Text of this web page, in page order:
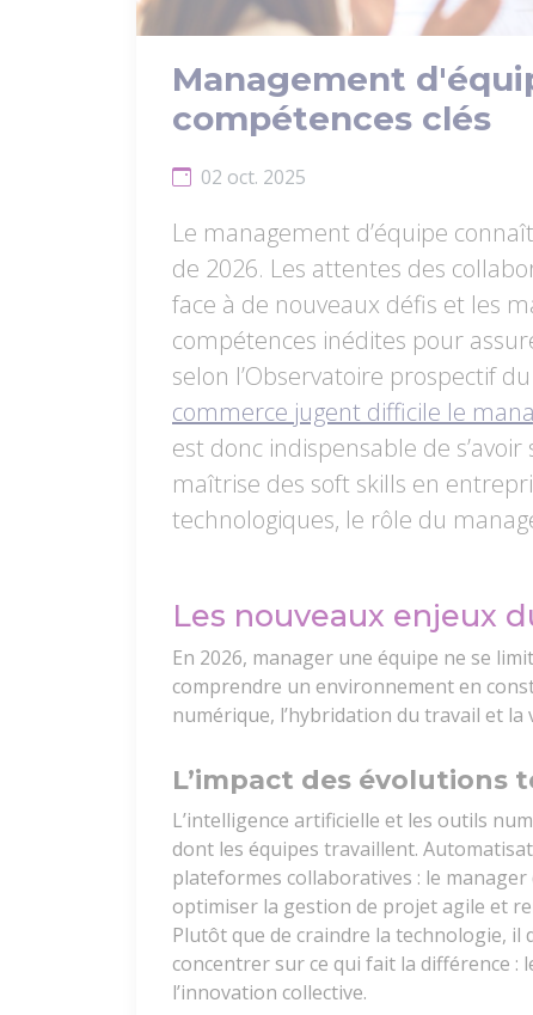
Management
compétences clés
02 oct. 2025
Le management d’équipe
de 2026. Les attentes des
face à de nouveaux défis et les
compétences inédites pour
selon l’Observatoire prospectif
commerce jugent difficile le
est donc indispensable de
maîtrise des soft skills en
technologiques, le rôle du
Les nouveaux enjeux
En 2026, manager une équipe ne se
comprendre un environnement en
numérique, l’hybridation du travail et
L’impact des évolutions
L’intelligence artificielle et les outils
dont les équipes travaillent.
plateformes collaboratives : le
optimiser la gestion de projet agile et
Plutôt que de craindre la technologie,
concentrer sur ce qui fait la différence
l’innovation collective.